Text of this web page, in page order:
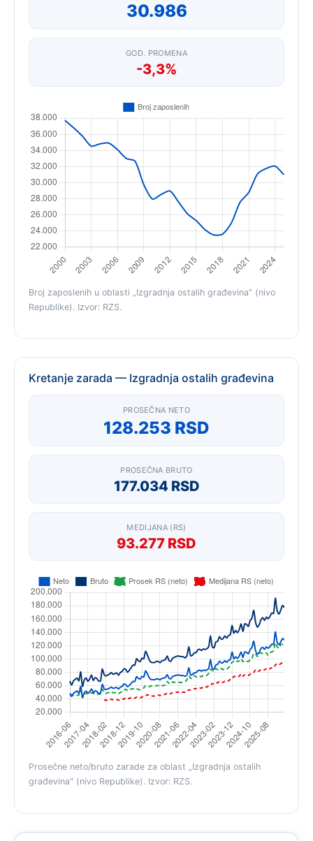
30.986
GOD. PROMENA
-3,3%
Broj zaposlenih u oblasti „Izgradnja ostalih građevina" (nivo
Republike). Izvor: RZS.
Kretanje zarada — Izgradnja ostalih građevina
PROSEČNA NETO
128.253 RSD
PROSEČNA BRUTO
177.034 RSD
MEDIJANA (RS)
93.277 RSD
Prosečne neto/bruto zarade za oblast „Izgradnja ostalih
građevina" (nivo Republike). Izvor: RZS.